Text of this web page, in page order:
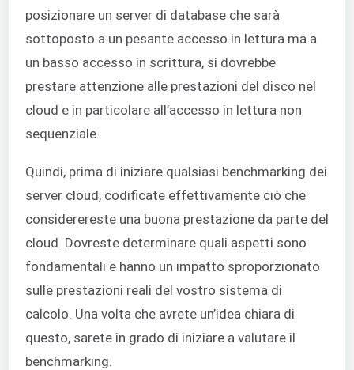
posizionare un server di database che sarà
sottoposto a un pesante accesso in lettura ma a
un basso accesso in scrittura, si dovrebbe
prestare attenzione alle prestazioni del disco nel
cloud e in particolare all’accesso in lettura non
sequenziale.
Quindi, prima di iniziare qualsiasi benchmarking dei
server cloud, codificate effettivamente ciò che
considerereste una buona prestazione da parte del
cloud. Dovreste determinare quali aspetti sono
fondamentali e hanno un impatto sproporzionato
sulle prestazioni reali del vostro sistema di
calcolo. Una volta che avrete un’idea chiara di
questo, sarete in grado di iniziare a valutare il
benchmarking.